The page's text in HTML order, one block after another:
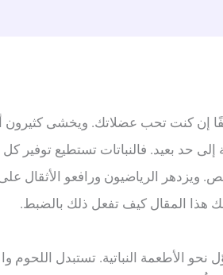
إن كنت تحب عضلاتك. ويخشى كثيرون
حد بعيد. فالنباتات تستطيع توفير
ويزدهر الرياضيون ورافعو الأثقال
هذا المقال كيف تفعل ذلك بالضبط.
نحو الأطعمة النباتية. تستبدل اللحوم